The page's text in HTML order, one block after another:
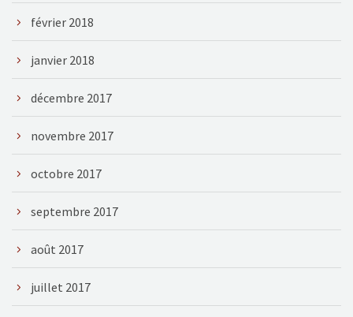
février 2018
janvier 2018
décembre 2017
novembre 2017
octobre 2017
septembre 2017
août 2017
juillet 2017